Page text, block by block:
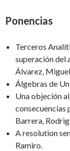
Ponencias
Terceros
superación del
Álvarez,
Álgebras de
Una objeción
consecuencias
Barrera,
A resolution
Ramiro.